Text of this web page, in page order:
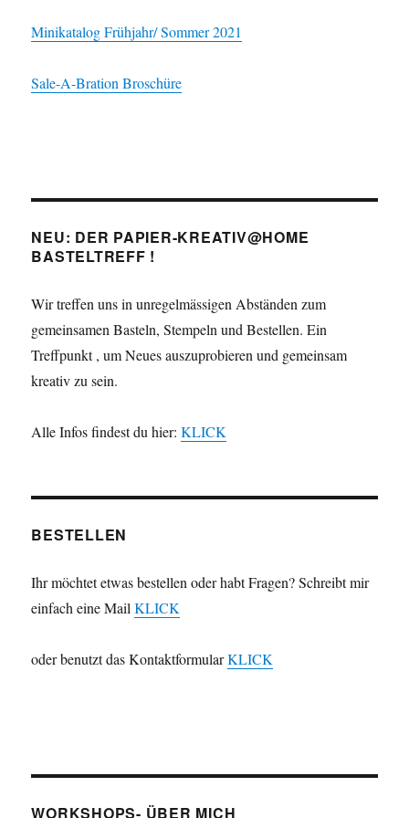
Minikatalog Frühjahr/ Sommer 2021
Sale-A-Bration Broschüre
NEU: DER PAPIER-KREATIV@HOME
BASTELTREFF !
Wir treffen uns in unregelmässigen Abständen zum
gemeinsamen Basteln, Stempeln und Bestellen. Ein
Treffpunkt , um Neues auszuprobieren und gemeinsam
kreativ zu sein.
Alle Infos findest du hier:KLICK
BESTELLEN
Ihr möchtet etwas bestellen oder habt Fragen? Schreibt mir
einfach eine MailKLICK
oder benutzt das KontaktformularKLICK
WORKSHOPS- ÜBER MICH